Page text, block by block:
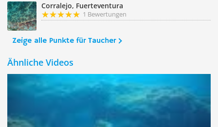
Corralejo, Fuerteventura
1 Bewertungen
Zeige alle Punkte für Taucher
Ähnliche Videos